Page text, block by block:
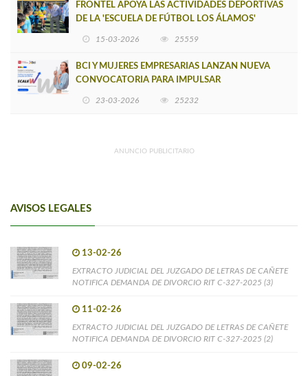
FRONTEL APOYA LAS ACTIVIDADES DEPORTIVAS
DE LA 'ESCUELA DE FÚTBOL LOS ÁLAMOS'
15-03-2026 25559
BCI Y MUJERES EMPRESARIAS LANZAN NUEVA
CONVOCATORIA PARA IMPULSAR
23-03-2026 25232
ANUNCIO PUBLICITARIO
AVISOS LEGALES
13-02-26
EXTRACTO JUDICIAL DEL JUZGADO DE LETRAS DE CAÑETE
NOTIFICA DEMANDA DE DIVORCIO RIT C-327-2025 (3)
11-02-26
EXTRACTO JUDICIAL DEL JUZGADO DE LETRAS DE CAÑETE
NOTIFICA DEMANDA DE DIVORCIO RIT C-327-2025 (2)
09-02-26